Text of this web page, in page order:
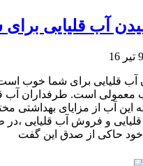
آب قلیایی
16
آب قلیایی برای شما خوب
این آب از مزایای بهداشتی
و فروش آب قلیایی
حاکی از صدق این گفت